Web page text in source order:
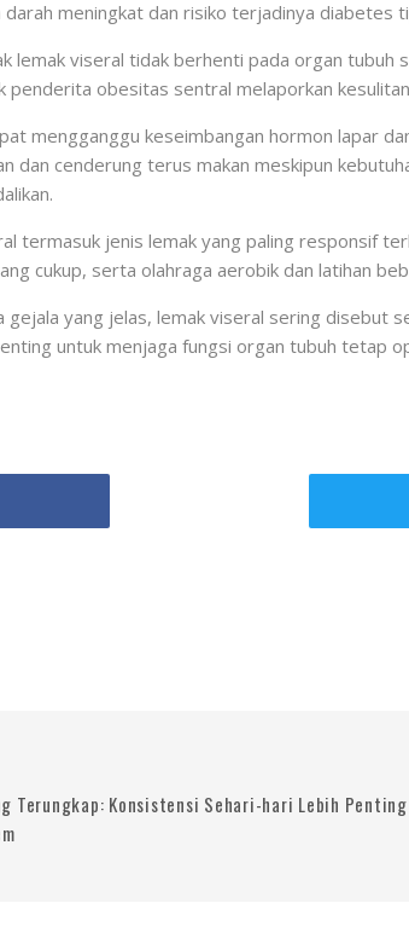
meningkat dan risiko terjadinya diabetes
lemak viseral tidak berhenti pada organ tubuh
penderita obesitas sentral melaporkan
mengganggu keseimbangan hormon lapar
dan cenderung terus makan meskipun
termasuk jenis lemak yang paling responsif
cukup, serta olahraga aerobik dan latihan
yang jelas, lemak viseral sering disebut
untuk menjaga fungsi organ tubuh tetap
Terungkap: Konsistensi Sehari-hari Lebih Penting